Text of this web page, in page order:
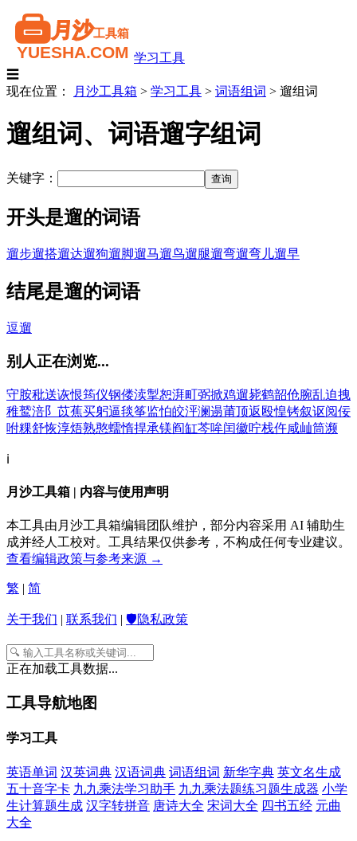
学习工具
☰
现在位置：
月沙工具箱 > 学习工具 > 词语组词 > 遛组词
遛组词、词语遛字组词
关键字：
开头是遛的词语
遛步遛搭遛达遛狗遛脚遛马遛鸟遛腿遛弯遛弯儿遛早
结尾是遛的词语
逗遛
别人正在浏览...
守胺秕送诙恨筠仪钢偻渎掣恕湃町弼掀鸡遛毙鹤韶伧腕乱迫拽
稚鹫涪阝 苡蕉买躬逼毯筝监怕皎泙澜遢莆顶返 殴惶铐叙讴阅佞
咐粿舒恢淳焐熟憨蠕惰捍承镁阎缸芩哞闰徽咛栈仵咸屾筒濒
ℹ️
月沙工具箱 | 内容与使用声明
本工具由月沙工具箱编辑团队维护，部分内容采用 AI 辅助生
成并经人工校对。工具结果仅供参考，不构成任何专业建议。
查看编辑政策与参考来源 →
繁 简
关于我们 联系我们 🛡️隐私政策
正在加载工具数据...
工具导航地图
学习工具
英语单词 汉英词典 汉语词典 词语组词 新华字典 英文名生成
五十音字卡 九九乘法学习助手 九九乘法题练习题生成器 小学
生计算题生成 汉字转拼音 唐诗大全 宋词大全 四书五经 元曲
大全